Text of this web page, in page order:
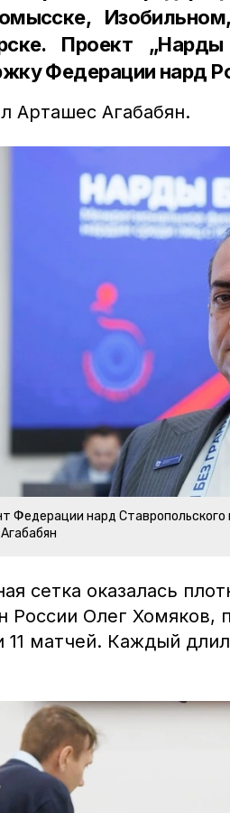
Проект
Федерации нард
Арташес Агабабян.
Федерации нард Ставропольского
сетка оказалась
России Олег Хомяков,
11 матчей. Каждый